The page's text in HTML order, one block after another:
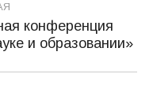
конференция
и образовании»